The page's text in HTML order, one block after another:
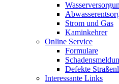
Strom und Gas
Kaminkehrer
Online Service
Formulare
Defekte
Interessante Links